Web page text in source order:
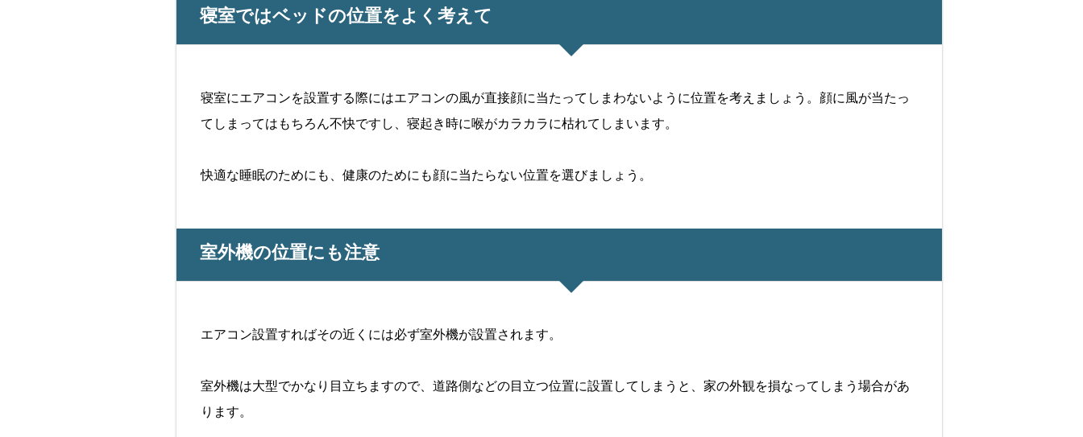
寝室ではベッドの位置をよく考えて
寝室にエアコンを設置する際にはエアコンの風が直接顔に当たってしまわないように位置を考えましょう。顔に風が当たっ
てしまってはもちろん不快ですし、寝起き時に喉がカラカラに枯れてしまいます。
快適な睡眠のためにも、健康のためにも顔に当たらない位置を選びましょう。
室外機の位置にも注意
エアコン設置すればその近くには必ず室外機が設置されます。
室外機は大型でかなり目立ちますので、道路側などの目立つ位置に設置してしまうと、家の外観を損なってしまう場合があ
ります。